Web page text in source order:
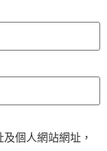
個人網站網址，